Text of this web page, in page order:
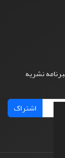
نشریه
اشتراک